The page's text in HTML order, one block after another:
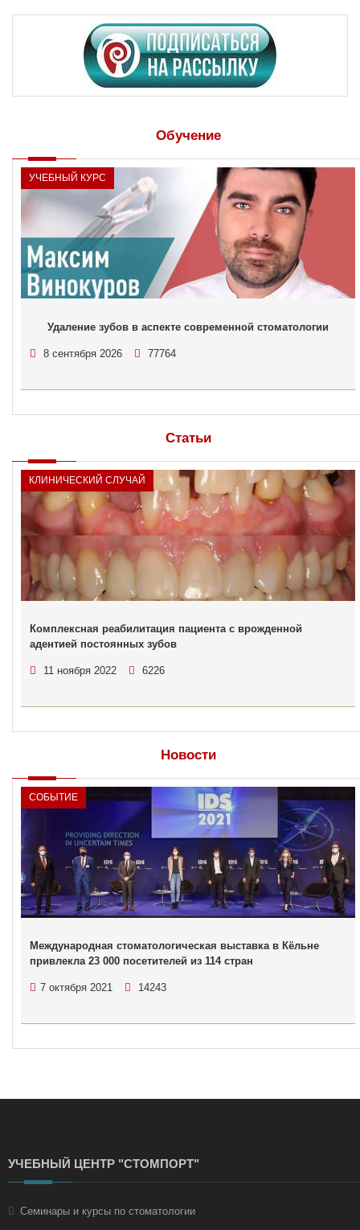
Обучение
УЧЕБНЫЙ КУРС
Удаление зубов в аспекте современной стоматологии
8 сентября 2026 77764
Статьи
КЛИНИЧЕСКИЙ СЛУЧАЙ
Комплексная реабилитация пациента с врожденной
адентией постоянных зубов
11 ноября 2022 6226
Новости
СОБЫТИЕ
Международная стоматологическая выставка в Кёльне
привлекла 23 000 посетителей из 114 стран
7 октября 2021 14243
УЧЕБНЫЙ ЦЕНТР "СТОМПОРТ"
Семинары и курсы по стоматологии